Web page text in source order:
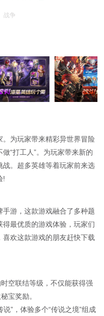
战争
为玩家带来精彩异世界冒险
“打工人”。为玩家带来新的
。超多英雄等着玩家前来选
!
游，这款游戏融合了多种题
最优质的游戏体验，玩家们
欢这款游戏的朋友赶快下载
空联结等级，不仅能获得强
宝奖励。
”，体验多个“传说之境”组成